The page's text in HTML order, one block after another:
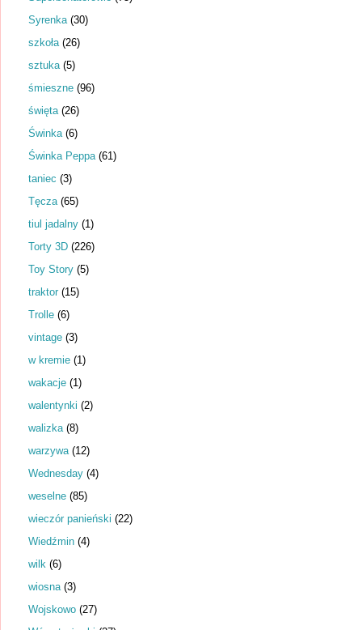
Syrenka (30)
szkoła (26)
sztuka (5)
śmieszne (96)
święta (26)
Świnka (6)
Świnka Peppa (61)
taniec (3)
Tęcza (65)
tiul jadalny (1)
Torty 3D (226)
Toy Story (5)
traktor (15)
Trolle (6)
vintage (3)
w kremie (1)
wakacje (1)
walentynki (2)
walizka (8)
warzywa (12)
Wednesday (4)
weselne (85)
wieczór panieński (22)
Wiedźmin (4)
wilk (6)
wiosna (3)
Wojskowo (27)